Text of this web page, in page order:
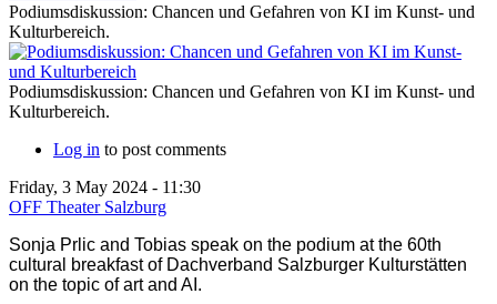
Podiumsdiskussion: Chancen und Gefahren von KI im Kunst- und
Kulturbereich.
Podiumsdiskussion: Chancen und Gefahren von KI im Kunst- und
Kulturbereich.
Log in to post comments
Friday, 3 May 2024 - 11:30
OFF Theater Salzburg
Sonja Prlic and Tobias speak on the podium at the 60th
cultural breakfast of Dachverband Salzburger Kulturstätten
on the topic of art and AI.